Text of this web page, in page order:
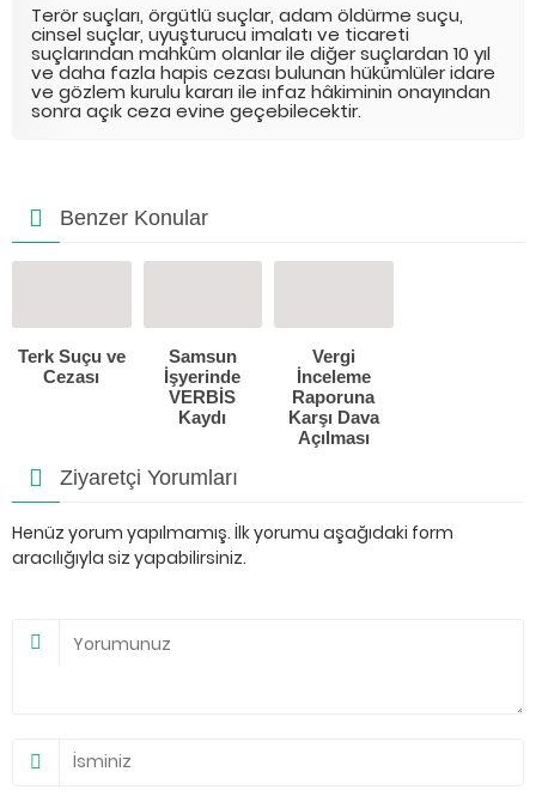
Terör suçları, örgütlü suçlar, adam öldürme suçu,
cinsel suçlar, uyuşturucu imalatı ve ticareti
suçlarından mahkûm olanlar ile diğer suçlardan 10 yıl
ve daha fazla hapis cezası bulunan hükümlüler idare
ve gözlem kurulu kararı ile infaz hâkiminin onayından
sonra açık ceza evine geçebilecektir.
Benzer Konular
Terk Suçu ve
Cezası
Samsun
İşyerinde
VERBİS
Kaydı
Vergi
İnceleme
Raporuna
Karşı Dava
Açılması
Ziyaretçi Yorumları
Henüz yorum yapılmamış. İlk yorumu aşağıdaki form
aracılığıyla siz yapabilirsiniz.